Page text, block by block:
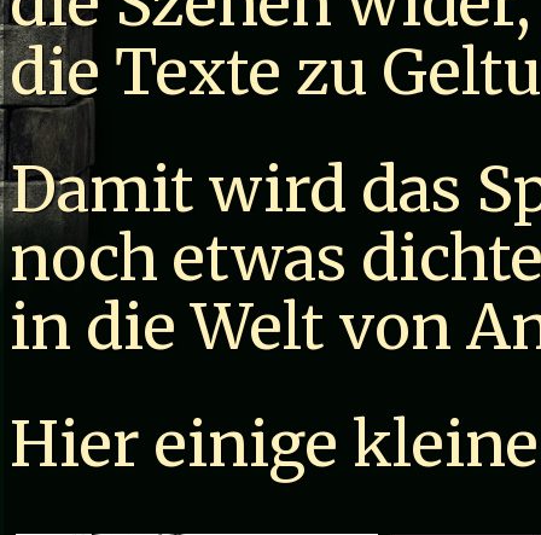
die Texte zu
Damit wird das
noch etwas
in die Welt von
Hier einige